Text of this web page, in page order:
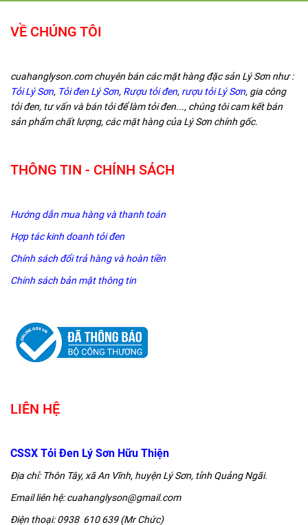
VỀ CHÚNG TÔI
cuahanglyson.com chuyên bán các mặt hàng đặc sản Lý Sơn như :
Tỏi Lý Sơn, Tỏi đen Lý Sơn, Rượu tỏi đen, rượu tỏi Lý Sơn, gia công
tỏi đen, tư vấn và bán tỏi để làm tỏi đen..., chúng tôi cam kết bán
sản phẩm chất lượng, các mặt hàng của Lý Sơn chính gốc.
THÔNG TIN - CHÍNH SÁCH
Hướng dẫn mua hàng và thanh toán
Hợp tác kinh doanh tỏi đen
Chính sách đổi trả hàng và hoàn tiền
Chính sách bản mật thông tin
LIÊN HỆ
CSSX Tỏi Đen Lý Sơn Hữu Thiện
Địa chỉ: Thôn Tây, xã An Vĩnh, huyện Lý Sơn, tỉnh Quảng Ngãi.
Email liên hệ: cuahanglyson@gmail.com
Điện thoại: 0938 610 639 (Mr Chức)